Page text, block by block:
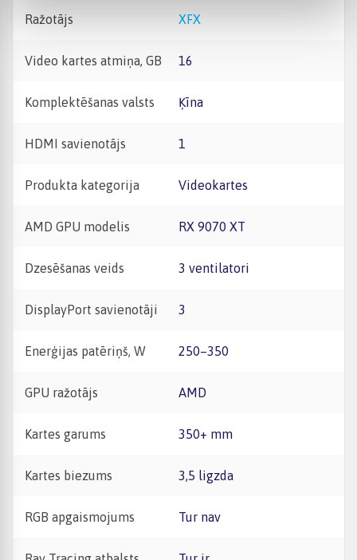
Ražotājs XFX
Video kartes atmiņa, GB 16
Komplektēšanas valsts Ķīna
HDMI savienotājs 1
Produkta kategorija Videokartes
AMD GPU modelis RX 9070 XT
Dzesēšanas veids 3 ventilatori
DisplayPort savienotāji 3
Enerģijas patēriņš, W 250–350
GPU ražotājs AMD
Kartes garums 350+ mm
Kartes biezums 3,5 ligzda
RGB apgaismojums Tur nav